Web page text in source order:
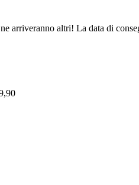
arriveranno altri! La data di